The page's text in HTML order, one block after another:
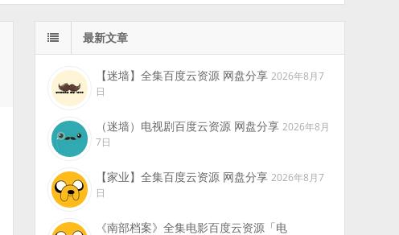
最新文章
【迷墙】全集百度云资源 网盘分享 2026年8月7
日
（迷墙）电视剧百度云资源 网盘分享 2026年8月
7日
【家业】全集百度云资源 网盘分享 2026年8月7
日
《南部档案》全集电影百度云资源「电